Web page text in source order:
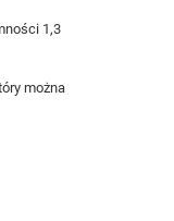
1,3
można